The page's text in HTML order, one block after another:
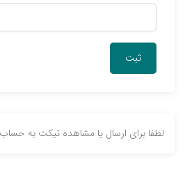
لطفا برای ارسال یا مشاهده تیکت به